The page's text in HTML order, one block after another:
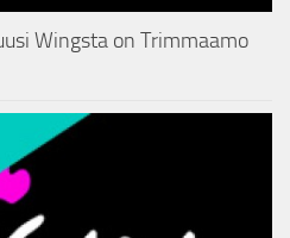
Wingsta on Trimmaamo